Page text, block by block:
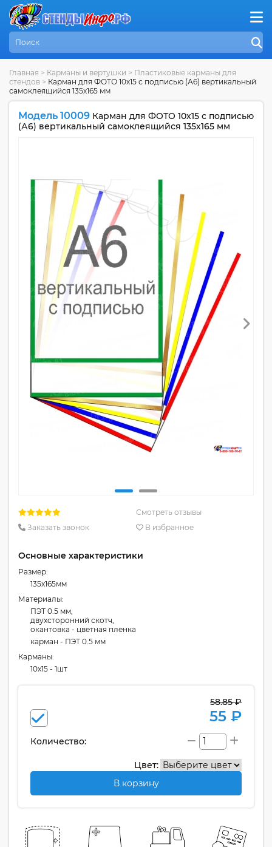
Главная > Карманы и вертушки > Пластиковые карманы для
стендов > Карман для ФОТО 10х15 с подписью (А6) вертикальный
самоклеящийся 135х165 мм
Модель 10009 Карман для ФОТО 10х15 с подписью
(А6) вертикальный самоклеящийся 135х165 мм
Смотреть отзывы
Заказать звонок
В избранное
Основные характеристики
Размер:
135x165мм
Материалы:
ПЭТ 0.5 мм,
двухсторонний скотч,
окантовка - цветная пленка
карман - ПЭТ 0.5 мм
Карманы:
10x15 - 1шт
58.85 ₽
55 ₽
Количество:
Цвет:
В корзину